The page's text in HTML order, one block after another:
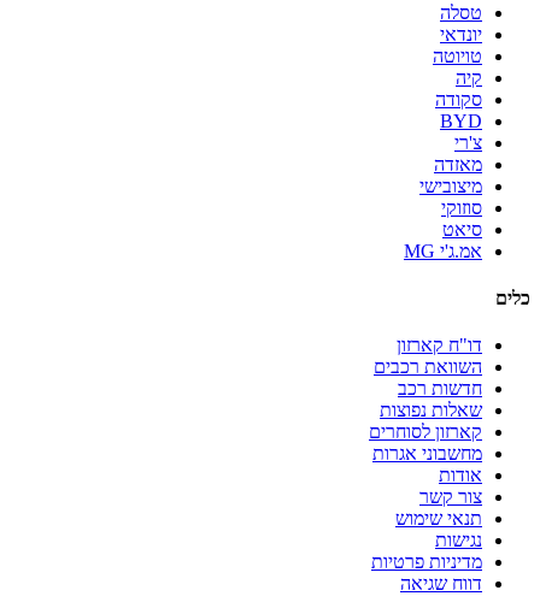
טסלה
יונדאי
טויוטה
קיה
סקודה
BYD
צ'רי
מאזדה
מיצובישי
סוזוקי
סיאט
אמ.ג'י MG
כלים
דו"ח קארזון
השוואת רכבים
חדשות רכב
שאלות נפוצות
קארזון לסוחרים
מחשבוני אגרות
אודות
צור קשר
תנאי שימוש
נגישות
מדיניות פרטיות
דווח שגיאה